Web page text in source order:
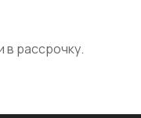
в рассрочку.